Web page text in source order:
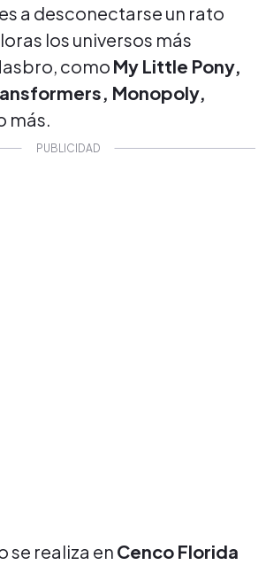
a desconectarse un rato
los universos más
como My Little Pony,
Monopoly,
más.
se realiza en Cenco Florida